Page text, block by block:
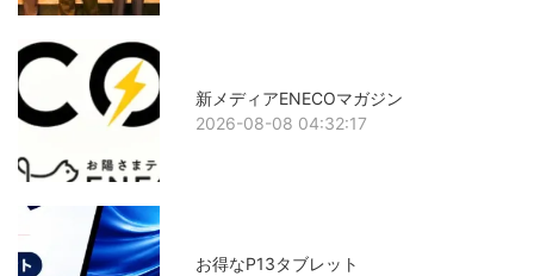
新メディアENECOマガジン
2026-08-08 04:32:17
お得なP13タブレット